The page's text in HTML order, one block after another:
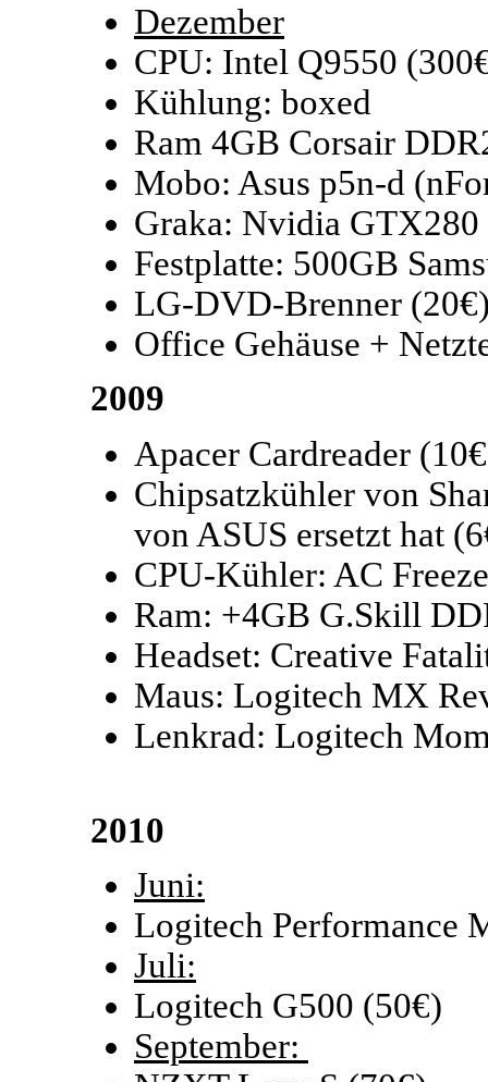
Dezember
CPU: Intel Q9550
Kühlung: boxed
Ram 4GB Corsair
Mobo: Asus p5n-d
Graka: Nvidia
Festplatte: 500GB
LG-DVD-Brenner
Office Gehäuse +
2009
Apacer Cardreader
Chipsatzkühler von
von ASUS ersetzt hat
CPU-Kühler: AC
Ram: +4GB G.Skill
Headset: Creative
Maus: Logitech MX
Lenkrad: Logitech
2010
Juni:
Logitech Performance
Juli:
Logitech G500 (50€)
September: